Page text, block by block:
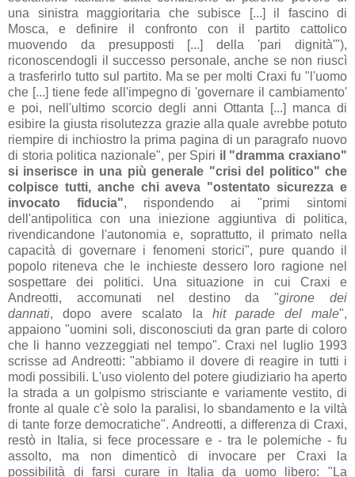
una sinistra maggioritaria che subisce [...] il fascino di
Mosca, e definire il confronto con il partito cattolico
muovendo da presupposti [...] della 'pari dignità'"),
riconoscendogli il successo personale, anche se non riuscì
a trasferirlo tutto sul partito. Ma se per molti Craxi fu "l'uomo
che [...] tiene fede all'impegno di 'governare il cambiamento'
e poi, nell'ultimo scorcio degli anni Ottanta [...] manca di
esibire la giusta risolutezza grazie alla quale avrebbe potuto
riempire di inchiostro la prima pagina di un paragrafo nuovo
di storia politica nazionale", per Spiri il "dramma craxiano"
si inserisce in una più generale "crisi del politico" che
colpisce tutti, anche chi aveva "ostentato sicurezza e
invocato fiducia", rispondendo ai "primi sintomi
dell'antipolitica con una iniezione aggiuntiva di politica,
rivendicandone l'autonomia e, soprattutto, il primato nella
capacità di governare i fenomeni storici", pure quando il
popolo riteneva che le inchieste dessero loro ragione nel
sospettare dei politici. Una situazione in cui Craxi e
Andreotti, accomunati nel destino da "girone dei
dannati,dopo avere scalato la hit parade del male",
appaiono "uomini soli, disconosciuti da gran parte di coloro
che li hanno vezzeggiati nel tempo".Craxi nel luglio 1993
scrisse ad Andreotti: "abbiamo il dovere di reagire in tutti i
modi possibili. L'uso violento del potere giudiziario ha aperto
la stradaa un golpismo strisciante e variamente vestito, di
fronte al quale c'è solo la paralisi, lo sbandamento e la viltà
di tante forze democratiche". Andreotti, a differenza di Craxi,
restò in Italia, si fece processare e - tra le polemiche - fu
assolto, ma non dimenticò di invocare per Craxi la
possibilità difarsi curarein Italia da uomo libero: " La